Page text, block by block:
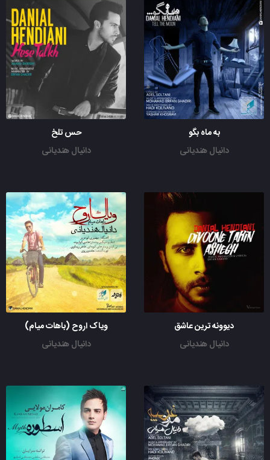
به ماه بگو
دانیال هندیانی
حس تلخ
دانیال هندیانی
دیوونه ترین عاشق
دانیال هندیانی
ویاک اروح (باهات میام)
دانیال هندیانی